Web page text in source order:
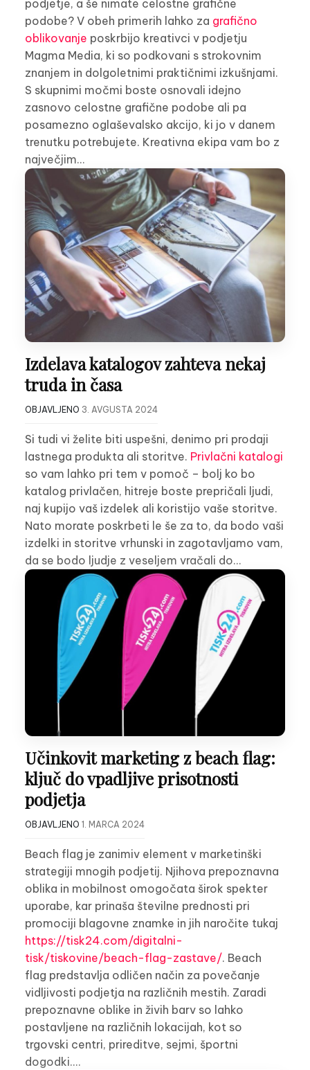
podjetje, a še nimate celostne grafične
podobe? V obeh primerih lahko za grafično
oblikovanje poskrbijo kreativci v podjetju
Magma Media, ki so podkovani s strokovnim
znanjem in dolgoletnimi praktičnimi izkušnjami.
S skupnimi močmi boste osnovali idejno
zasnovo celostne grafične podobe ali pa
posamezno oglaševalsko akcijo, ki jo v danem
trenutku potrebujete. Kreativna ekipa vam bo z
največjim…
Izdelava katalogov zahteva nekaj
truda in časa
OBJAVLJENO 3. AVGUSTA 2024
Si tudi vi želite biti uspešni, denimo pri prodaji
lastnega produkta ali storitve. Privlačni katalogi
so vam lahko pri tem v pomoč – bolj ko bo
katalog privlačen, hitreje boste prepričali ljudi,
naj kupijo vaš izdelek ali koristijo vaše storitve.
Nato morate poskrbeti le še za to, da bodo vaši
izdelki in storitve vrhunski in zagotavljamo vam,
da se bodo ljudje z veseljem vračali do…
Učinkovit marketing z beach flag:
ključ do vpadljive prisotnosti
podjetja
OBJAVLJENO 1. MARCA 2024
Beach flag je zanimiv element v marketinški
strategiji mnogih podjetij. Njihova prepoznavna
oblika in mobilnost omogočata širok spekter
uporabe, kar prinaša številne prednosti pri
promociji blagovne znamke in jih naročite tukaj
https://tisk24.com/digitalni-
tisk/tiskovine/beach-flag-zastave/. Beach
flag predstavlja odličen način za povečanje
vidljivosti podjetja na različnih mestih. Zaradi
prepoznavne oblike in živih barv so lahko
postavljene na različnih lokacijah, kot so
trgovski centri, prireditve, sejmi, športni
dogodki.…